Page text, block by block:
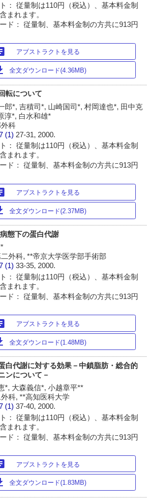
： 従量制は110円（税込）、基本料金制
まれます。
ド： 従量制、基本料金制の方共に913円
アブストラクトを見る
全文ダウンロード(4.36MB)
転について
郎*, 吉積司*, 山崎国司*, 村岡達也*, 田中克
淳*, 白水和雄*
科
(1) 27-31, 2000.
： 従量制は110円（税込）、基本料金制
まれます。
ド： 従量制、基本料金制の方共に913円
アブストラクトを見る
全文ダウンロード(2.37MB)
態下の蛋白代謝
外科, **帝京大学医学部手術部
(1)33-35, 2000.
： 従量制は110円（税込）、基本料金制
まれます。
ド： 従量制、基本料金制の方共に913円
アブストラクトを見る
全文ダウンロード(1.48MB)
白代謝に対する効果－中鎖脂肪・総合的
ンについて－
*, 大森義信*, 小越章平**
科, **高知医科大学
(1)37-40, 2000.
： 従量制は110円（税込）、基本料金制
まれます。
ド： 従量制、基本料金制の方共に913円
アブストラクトを見る
全文ダウンロード(1.83MB)